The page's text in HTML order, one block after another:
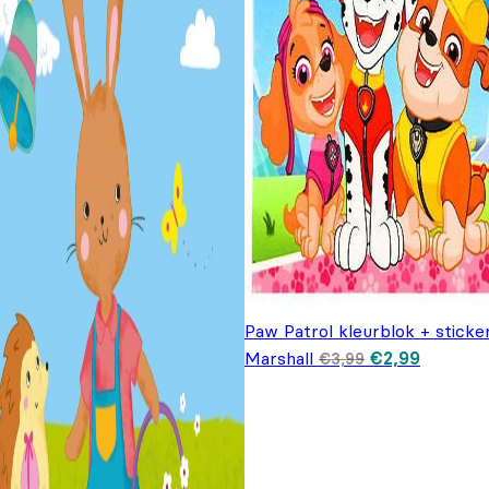
Paw Patrol kleurblok +
Marshall €3,99 prijs was:
€2,99Huidige
prijs is: